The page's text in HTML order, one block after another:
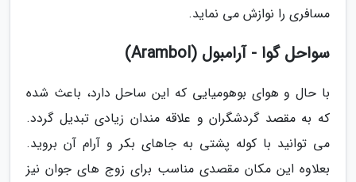
مسافری را نوازش می نماید.
سواحل گوا - آرامبول (Arambol)
با حال و هوای بوهومیایی که این ساحل دارد، باعث شده
که به مقصد گردشگران و علاقه مندان زیادی تبدیل گردد.
می توانید با کوله پشتی به جاهای بکر و آرام آن بروید.
بعلاوه این مکان مقصدی مناسب برای زوج های جوان نیز